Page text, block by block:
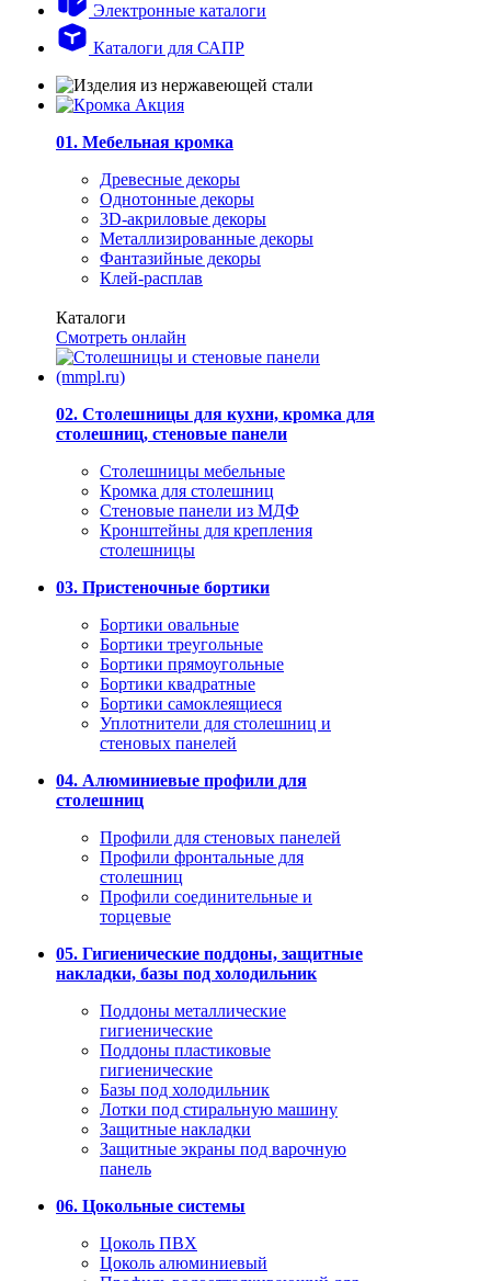
Электронные каталоги
Каталоги для САПР
01. Мебельная кромка
Древесные декоры
Однотонные декоры
3D-акриловые декоры
Металлизированные декоры
Фантазийные декоры
Клей-расплав
Каталоги
Смотреть онлайн
02. Столешницы для кухни, кромка для
столешниц, стеновые панели
Столешницы мебельные
Кромка для столешниц
Стеновые панели из МДФ
Кронштейны для крепления
столешницы
03. Пристеночные бортики
Бортики овальные
Бортики треугольные
Бортики прямоугольные
Бортики квадратные
Бортики самоклеящиеся
Уплотнители для столешниц и
стеновых панелей
04. Алюминиевые профили для
столешниц
Профили для стеновых панелей
Профили фронтальные для
столешниц
Профили соединительные и
торцевые
05. Гигиенические поддоны, защитные
накладки, базы под холодильник
Поддоны металлические
гигиенические
Поддоны пластиковые
гигиенические
Базы под холодильник
Лотки под стиральную машину
Защитные накладки
Защитные экраны под варочную
панель
06. Цокольные системы
Цоколь ПВХ
Цоколь алюминиевый